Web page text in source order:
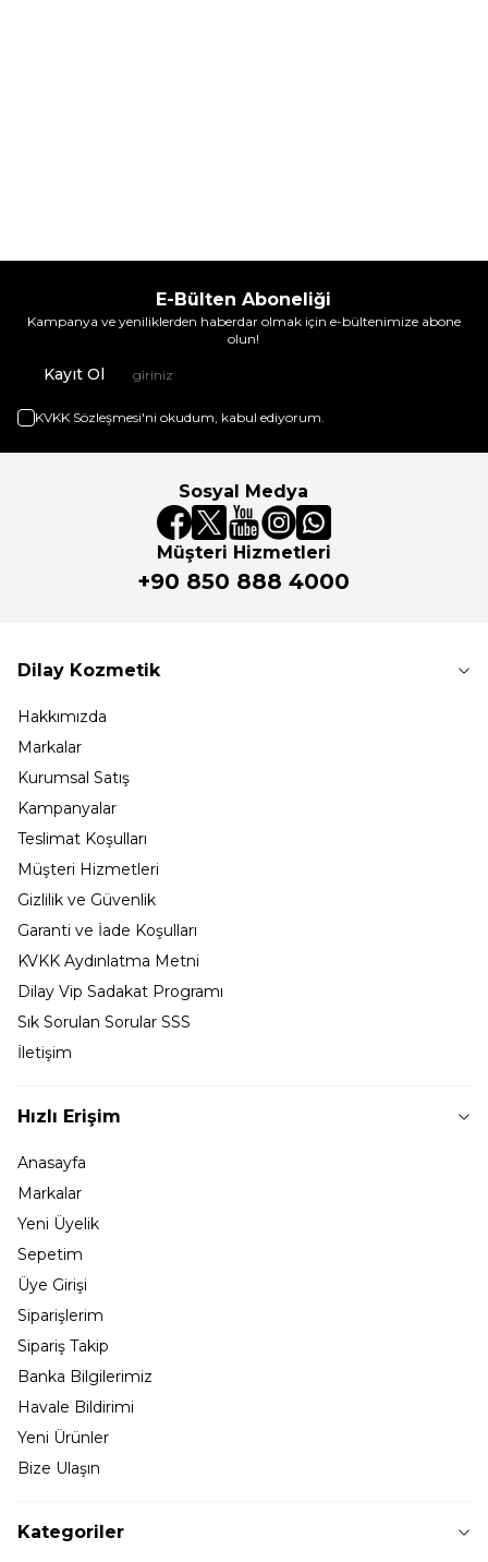
E-Bülten Aboneliği
Kampanya ve yeniliklerden haberdar olmak için e-bültenimize abone
olun!
Kayıt Ol
KVKK Sözleşmesi'ni okudum, kabul ediyorum.
Sosyal Medya
Müşteri Hizmetleri
+90 850 888 4000
Dilay Kozmetik
Hakkımızda
Markalar
Kurumsal Satış
Kampanyalar
Teslimat Koşulları
Müşteri Hizmetleri
Gizlilik ve Güvenlik
Garanti ve İade Koşulları
KVKK Aydınlatma Metni
Dilay Vip Sadakat Programı
Sık Sorulan Sorular SSS
İletişim
Hızlı Erişim
Anasayfa
Markalar
Yeni Üyelik
Sepetim
Üye Girişi
Siparişlerim
Sipariş Takip
Banka Bilgilerimiz
Havale Bildirimi
Yeni Ürünler
Bize Ulaşın
Kategoriler